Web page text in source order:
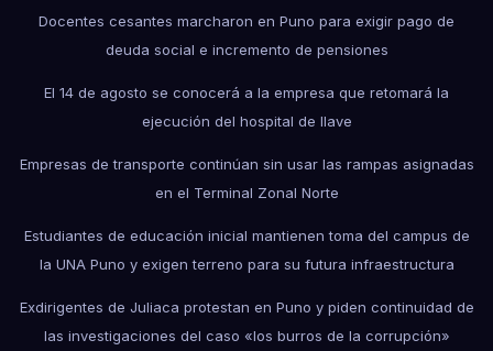
Docentes cesantes marcharon en Puno para exigir pago de
deuda social e incremento de pensiones
El 14 de agosto se conocerá a la empresa que retomará la
ejecución del hospital de Ilave
Empresas de transporte continúan sin usar las rampas asignadas
en el Terminal Zonal Norte
Estudiantes de educación inicial mantienen toma del campus de
la UNA Puno y exigen terreno para su futura infraestructura
Exdirigentes de Juliaca protestan en Puno y piden continuidad de
las investigaciones del caso «los burros de la corrupción»